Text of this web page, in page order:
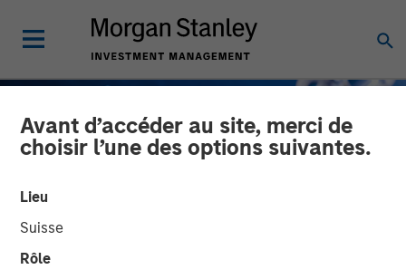
Avant d’accéder au site, merci de
choisir l’une des options suivantes.
Lieu
Suisse
Rôle